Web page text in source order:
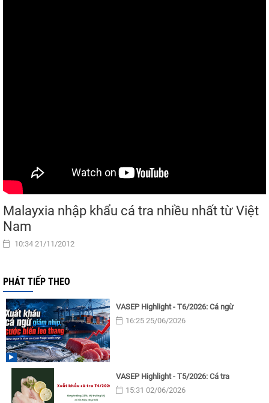
Malayxia nhập khẩu cá tra nhiều nhất từ Việt
Nam
10:34 21/11/2012
PHÁT TIẾP THEO
VASEP Highlight - T6/2026: Cá ngừ
16:25 25/06/2026
VASEP Highlight - T5/2026: Cá tra
15:31 02/06/2026